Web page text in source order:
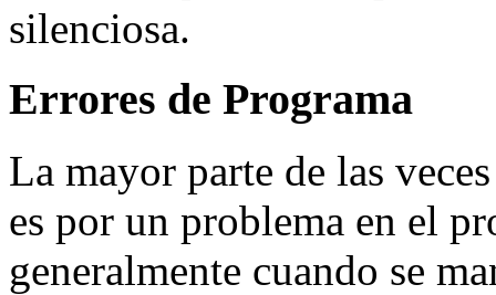
silenciosa.
Errores de Programa
La mayor parte de las
es por un problema en el
generalmente cuando se